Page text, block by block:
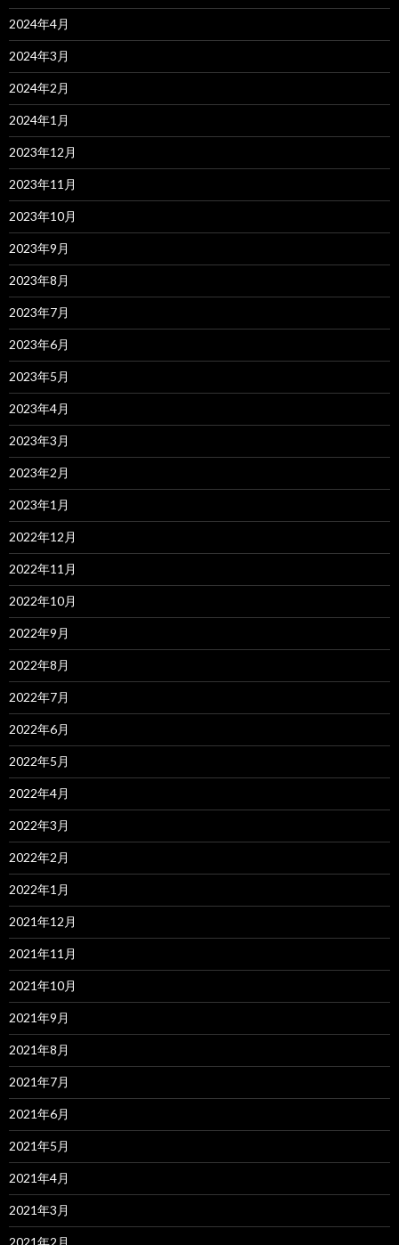
2024年4月
2024年3月
2024年2月
2024年1月
2023年12月
2023年11月
2023年10月
2023年9月
2023年8月
2023年7月
2023年6月
2023年5月
2023年4月
2023年3月
2023年2月
2023年1月
2022年12月
2022年11月
2022年10月
2022年9月
2022年8月
2022年7月
2022年6月
2022年5月
2022年4月
2022年3月
2022年2月
2022年1月
2021年12月
2021年11月
2021年10月
2021年9月
2021年8月
2021年7月
2021年6月
2021年5月
2021年4月
2021年3月
2021年2月